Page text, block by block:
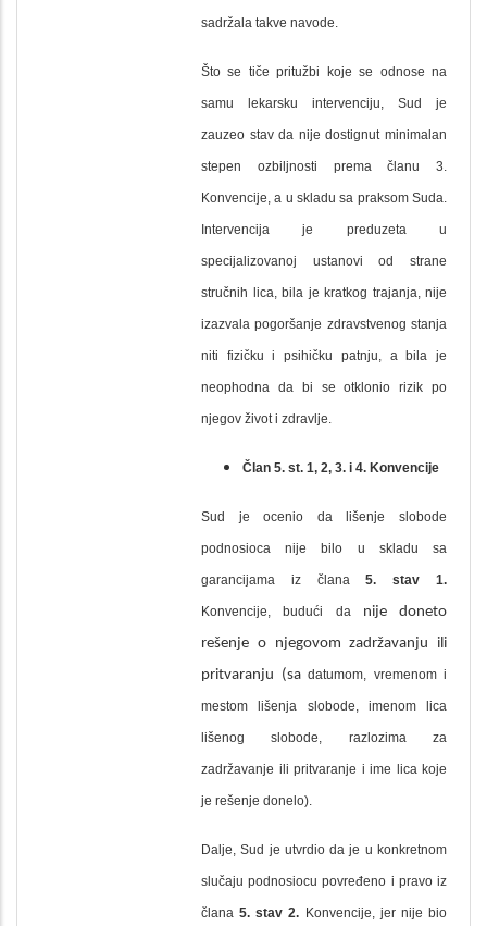
sadržala takve navode.
Što se tiče pritužbi koje se odnose na
samu lekarsku intervenciju, Sud je
zauzeo stav da nije dostignut minimalan
stepen ozbiljnosti prema članu 3.
Konvencije, a u skladu sa praksom Suda.
Intervencija je preduzeta u
specijalizovanoj ustanovi od strane
stručnih lica, bila je kratkog trajanja, nije
izazvala pogoršanje zdravstvenog stanja
niti fizičku i psihičku patnju, a bila je
neophodna da bi se otklonio rizik po
njegov život i zdravlje.
Član 5. st. 1, 2, 3. i 4. Konvencije
Sud je ocenio da lišenje slobode
podnosioca nije bilo u skladu sa
garancijama iz člana5. stav 1.
Konvencije, budući danije doneto
rešenje o njegovom zadržavanju ili
pritvaranju (sa datumom, vremenom i
mestom lišenja slobode, imenom lica
lišenog slobode, razlozima za
zadržavanje ili pritvaranje i ime lica koje
je rešenje donelo).
Dalje, Sud je utvrdio da je u konkretnom
slučaju podnosiocu povređeno i pravo iz
člana5. stav 2. Konvencije, jer nije bio